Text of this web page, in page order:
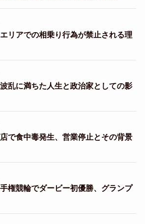
リアでの相乗り行為が禁止される理
乱に満ちた人生と政治家としての影
で食中毒発生、営業停止とその背景
権競輪でダービー初優勝、グランプ